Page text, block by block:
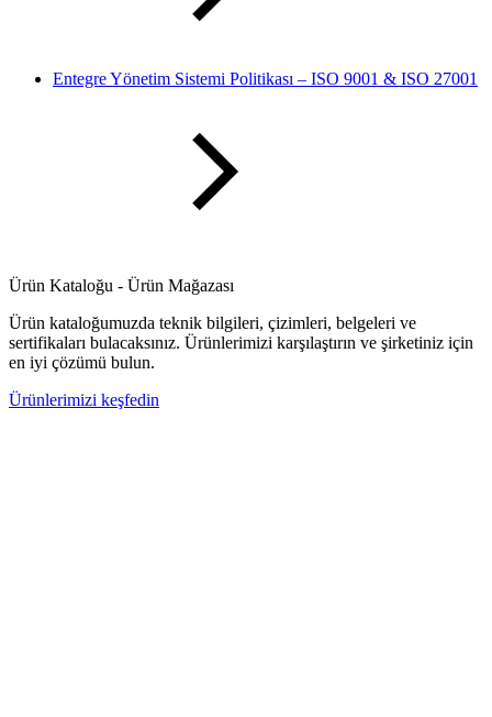
Entegre Yönetim Sistemi Politikası – ISO 9001 & ISO 27001
Ürün Kataloğu - Ürün Mağazası
Ürün kataloğumuzda teknik bilgileri, çizimleri, belgeleri ve
sertifikaları bulacaksınız. Ürünlerimizi karşılaştırın ve şirketiniz için
en iyi çözümü bulun.
Ürünlerimizi keşfedin